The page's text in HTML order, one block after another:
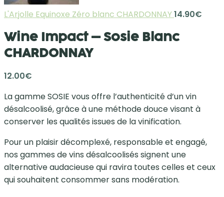
L'Arjolle Equinoxe Zéro blanc CHARDONNAY14.90€
Wine Impact – Sosie Blanc
CHARDONNAY
12.00€
La gamme SOSIE vous offre l’authenticité d’un vin
désalcoolisé, grâce à une méthode douce visant à
conserver les qualités issues de la vinification.
Pour un plaisir décomplexé, responsable et engagé,
nos gammes de vins désalcoolisés signent une
alternative audacieuse qui ravira toutes celles et ceux
qui souhaitent consommer sans modération.